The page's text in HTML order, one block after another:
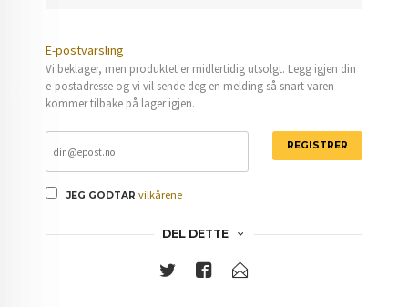
E-postvarsling
Vi beklager, men produktet er midlertidig utsolgt. Legg igjen din
e-postadresse og vi vil sende deg en melding så snart varen
kommer tilbake på lager igjen.
JEG GODTAR vilkårene
REGISTRER
DEL DETTE